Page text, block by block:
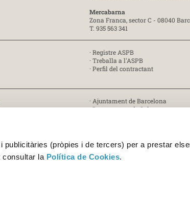
(pròpies i de tercers) per a prestar
consultar la Política de Cookies.
Mercabarna
Zona Franca, sector C - 08040
T. 935 563 341
· Registre ASPB
· Treballa a l'ASPB
· Perfil del contractant
· Ajuntament de Barcelona
·Departament de Salut
· Certificat ISO 9001:2015 [PDF]
· Certificat ISO 45001:2018 [PDF]
· Certificats UNE-EN ISO/IEC 17025